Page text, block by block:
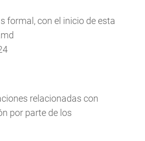
formal, con el inicio de esta
relacionadas con
por parte de los